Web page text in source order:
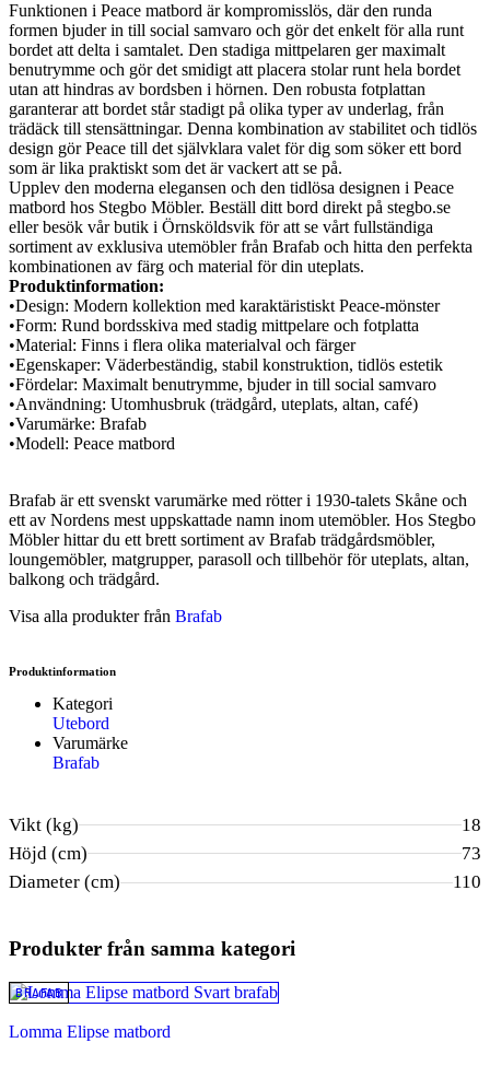
Funktionen i Peace matbord är kompromisslös, där den runda
formen bjuder in till social samvaro och gör det enkelt för alla runt
bordet att delta i samtalet. Den stadiga mittpelaren ger maximalt
benutrymme och gör det smidigt att placera stolar runt hela bordet
utan att hindras av bordsben i hörnen. Den robusta fotplattan
garanterar att bordet står stadigt på olika typer av underlag, från
trädäck till stensättningar. Denna kombination av stabilitet och tidlös
design gör Peace till det självklara valet för dig som söker ett bord
som är lika praktiskt som det är vackert att se på.
Upplev den moderna elegansen och den tidlösa designen i Peace
matbord hos Stegbo Möbler. Beställ ditt bord direkt på stegbo.se
eller besök vår butik i Örnsköldsvik för att se vårt fullständiga
sortiment av exklusiva utemöbler från Brafab och hitta den perfekta
kombinationen av färg och material för din uteplats.
Produktinformation:
•Design: Modern kollektion med karaktäristiskt Peace-mönster
•Form: Rund bordsskiva med stadig mittpelare och fotplatta
•Material: Finns i flera olika materialval och färger
•Egenskaper: Väderbeständig, stabil konstruktion, tidlös estetik
•Fördelar: Maximalt benutrymme, bjuder in till social samvaro
•Användning: Utomhusbruk (trädgård, uteplats, altan, café)
•Varumärke: Brafab
•Modell: Peace matbord
Brafab är ett svenskt varumärke med rötter i 1930-talets Skåne och
ett av Nordens mest uppskattade namn inom utemöbler. Hos Stegbo
Möbler hittar du ett brett sortiment av Brafab trädgårdsmöbler,
loungemöbler, matgrupper, parasoll och tillbehör för uteplats, altan,
balkong och trädgård.
Visa alla produkter från Brafab
Produktinformation
Kategori
Utebord
Varumärke
Brafab
Vikt (kg)
18
Höjd (cm)
73
Diameter (cm)
110
Produkter från samma kategori
BRAFAB
Lomma Elipse matbord